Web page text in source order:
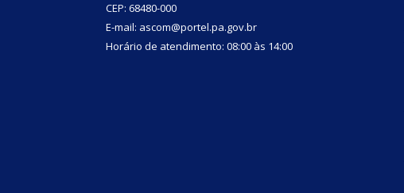
CEP: 68480-000
E-mail: ascom@portel.pa.gov.br
Horário de atendimento: 08:00 às 14:00